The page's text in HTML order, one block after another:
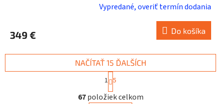
Vypredané, overiť termín dodania
349 € Do košíka
O
v
NAČÍTAŤ 15 ĎALŠÍCH
t
r
á
1 5
67položiek celkom